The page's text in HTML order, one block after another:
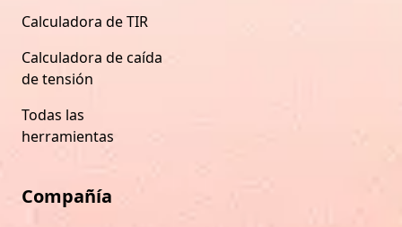
Calculadora de TIR
Calculadora de caída
de tensión
Todas las
herramientas
Compañía